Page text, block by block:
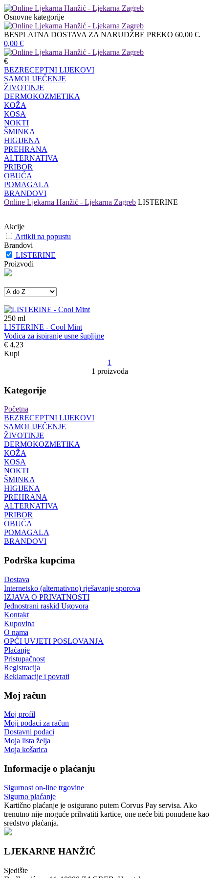
Osnovne kategorije
BESPLATNA DOSTAVA ZA NARUDŽBE PREKO 60,00 €.
0,00 €
€
BEZRECEPTNI LIJEKOVI
SAMOLIJEČENJE
ŽIVOTINJE
DERMOKOZMETIKA
KOŽA
KOSA
NOKTI
ŠMINKA
HIGIJENA
PREHRANA
ALTERNATIVA
PRIBOR
OBUĆA
POMAGALA
BRANDOVI
Online Ljekarna Hanžić - Ljekarna Zagreb LISTERINE
Akcije
Artikli na popustu
Brandovi
LISTERINE
Proizvodi
250 ml
LISTERINE - Cool Mint
Vodica za ispiranje usne šupljine
€ 4,23
Kupi
1
1 proizvoda
Kategorije
Početna
BEZRECEPTNI LIJEKOVI
SAMOLIJEČENJE
ŽIVOTINJE
DERMOKOZMETIKA
KOŽA
KOSA
NOKTI
ŠMINKA
HIGIJENA
PREHRANA
ALTERNATIVA
PRIBOR
OBUĆA
POMAGALA
BRANDOVI
Podrška kupcima
Dostava
Internetsko (alternativno) rješavanje sporova
IZJAVA O PRIVATNOSTI
Jednostrani raskid Ugovora
Kontakt
Kupovina
O nama
OPĆI UVJETI POSLOVANJA
Plaćanje
Pristupačnost
Registracija
Reklamacije i povrati
Moj račun
Moj profil
Moji podaci za račun
Dostavni podaci
Moja lista želja
Moja košarica
Informacije o plaćanju
Sigurnost on-line trgovine
Sigurno plaćanje
Kartično plaćanje je osigurano putem Corvus Pay servisa. Ako
trenutno nije moguće prihvatiti kartice, one neće biti ponuđene kao
sredstvo plaćanja.
LJEKARNE HANŽIĆ
Sjedište